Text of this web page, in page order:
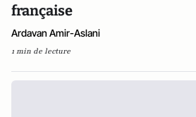
française
Ardavan Amir-Aslani
1 min de lecture